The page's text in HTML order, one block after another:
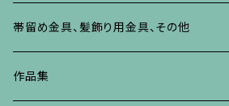
イヤリング・ピアス
ブレスレット、バングル、その他
リング
ブレスレット、バングル、その他
ネックレス、ペンダント
ブレスレット、その他
イヤリング、ピアス
ネックレス、ペンダント
ブローチ
イヤリング、ピアス
帯留め金具、髪飾り用金具、その他
作品集